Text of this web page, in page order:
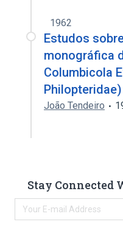
1962
Estudos
monográfica
Columbicola
Philopteridae)
João Tendeiro
Stay Connected